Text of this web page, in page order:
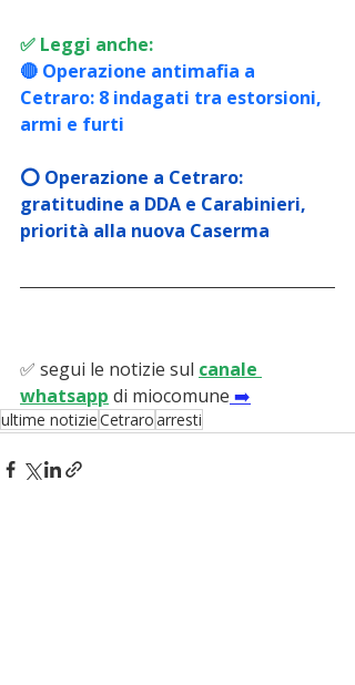
✅ Leggi anche:
🔴 Operazione antimafia a
Cetraro: 8 indagati tra estorsioni,
armi e furti
⭕️ Operazione a Cetraro:
gratitudine a DDA e Carabinieri,
priorità alla nuova Caserma
✅ segui le notizie sul canale
whatsapp di miocomune ➡️
ultime notizieCetraroarresti